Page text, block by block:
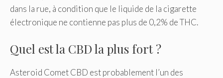
dans la rue, à condition que le liquide de la cigarette
électronique ne contienne pas plus de 0,2% de THC.
Quel est la CBD la plus fort ?
Asteroid Comet CBD est probablement l’un des